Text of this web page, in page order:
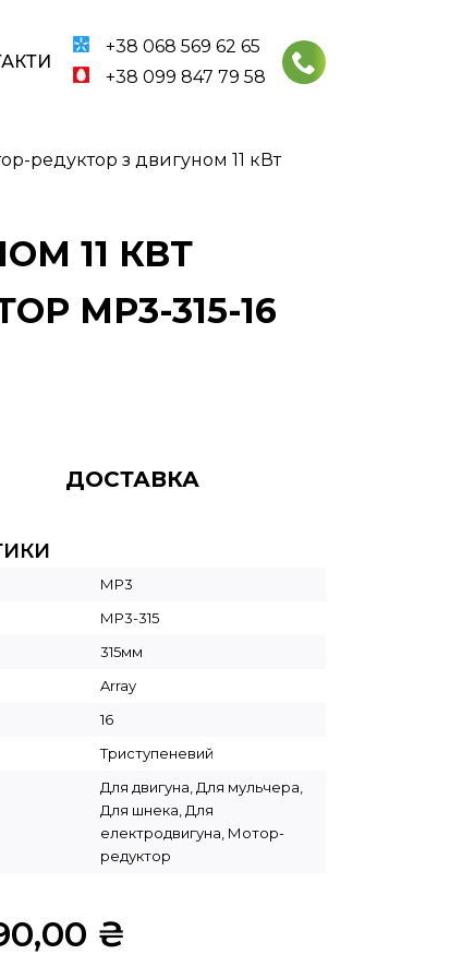
+38 068 569 62 65
+38 099 847 79 58
редуктор з двигуном 11 кВт
11 КВТ
МР3-315-16
ДОСТАВКА
МР3
МР3-315
315мм
Array
16
Триступеневий
Для двигуна, Для мульчера,
Для шнека, Для
електродвигуна, Мотор-
редуктор
₴